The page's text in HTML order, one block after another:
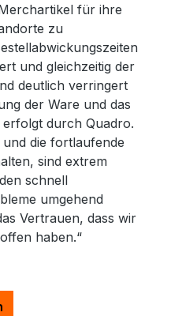
für ihre
zu
und gleichzeitig der
deutlich verringert
der Ware und das
durch Quadro.
die fortlaufende
sind extrem
schnell
umgehend
Vertrauen, dass wir
haben.“